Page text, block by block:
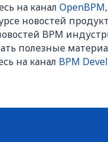
на канал OpenBPM
новостей
BPM
полезные
на канал BPM